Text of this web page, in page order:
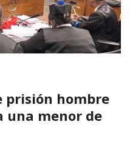
prisión hombre
una menor de